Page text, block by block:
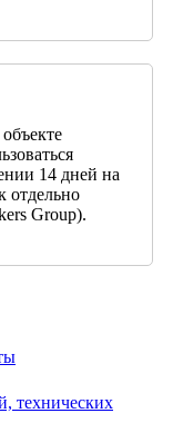
14 дней на
отдельно
Group).
технических